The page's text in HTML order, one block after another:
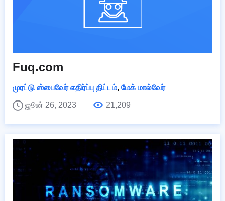
Fuq.com
முரட்டு ஸ்பைவேர் எதிர்ப்பு திட்டம், மேக் மால்வேர்
ஜூன் 26, 2023
21,209